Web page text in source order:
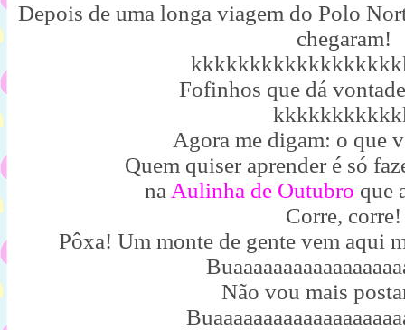
Depois de uma longa viagem do Polo
chegaram!
Fofinhos que dá
Agora me digam: o que
Quem quiser aprender é só
na Aulinha de Outubro que
Corre, corre!
Pôxa! Um monte de gente vem aqui
Não vou mais